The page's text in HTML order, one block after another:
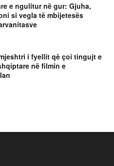
e ngulitur në gur: Gjuha,
si vegla të mbijetesës
i fyellit që çoi tingujt e
në filmin e